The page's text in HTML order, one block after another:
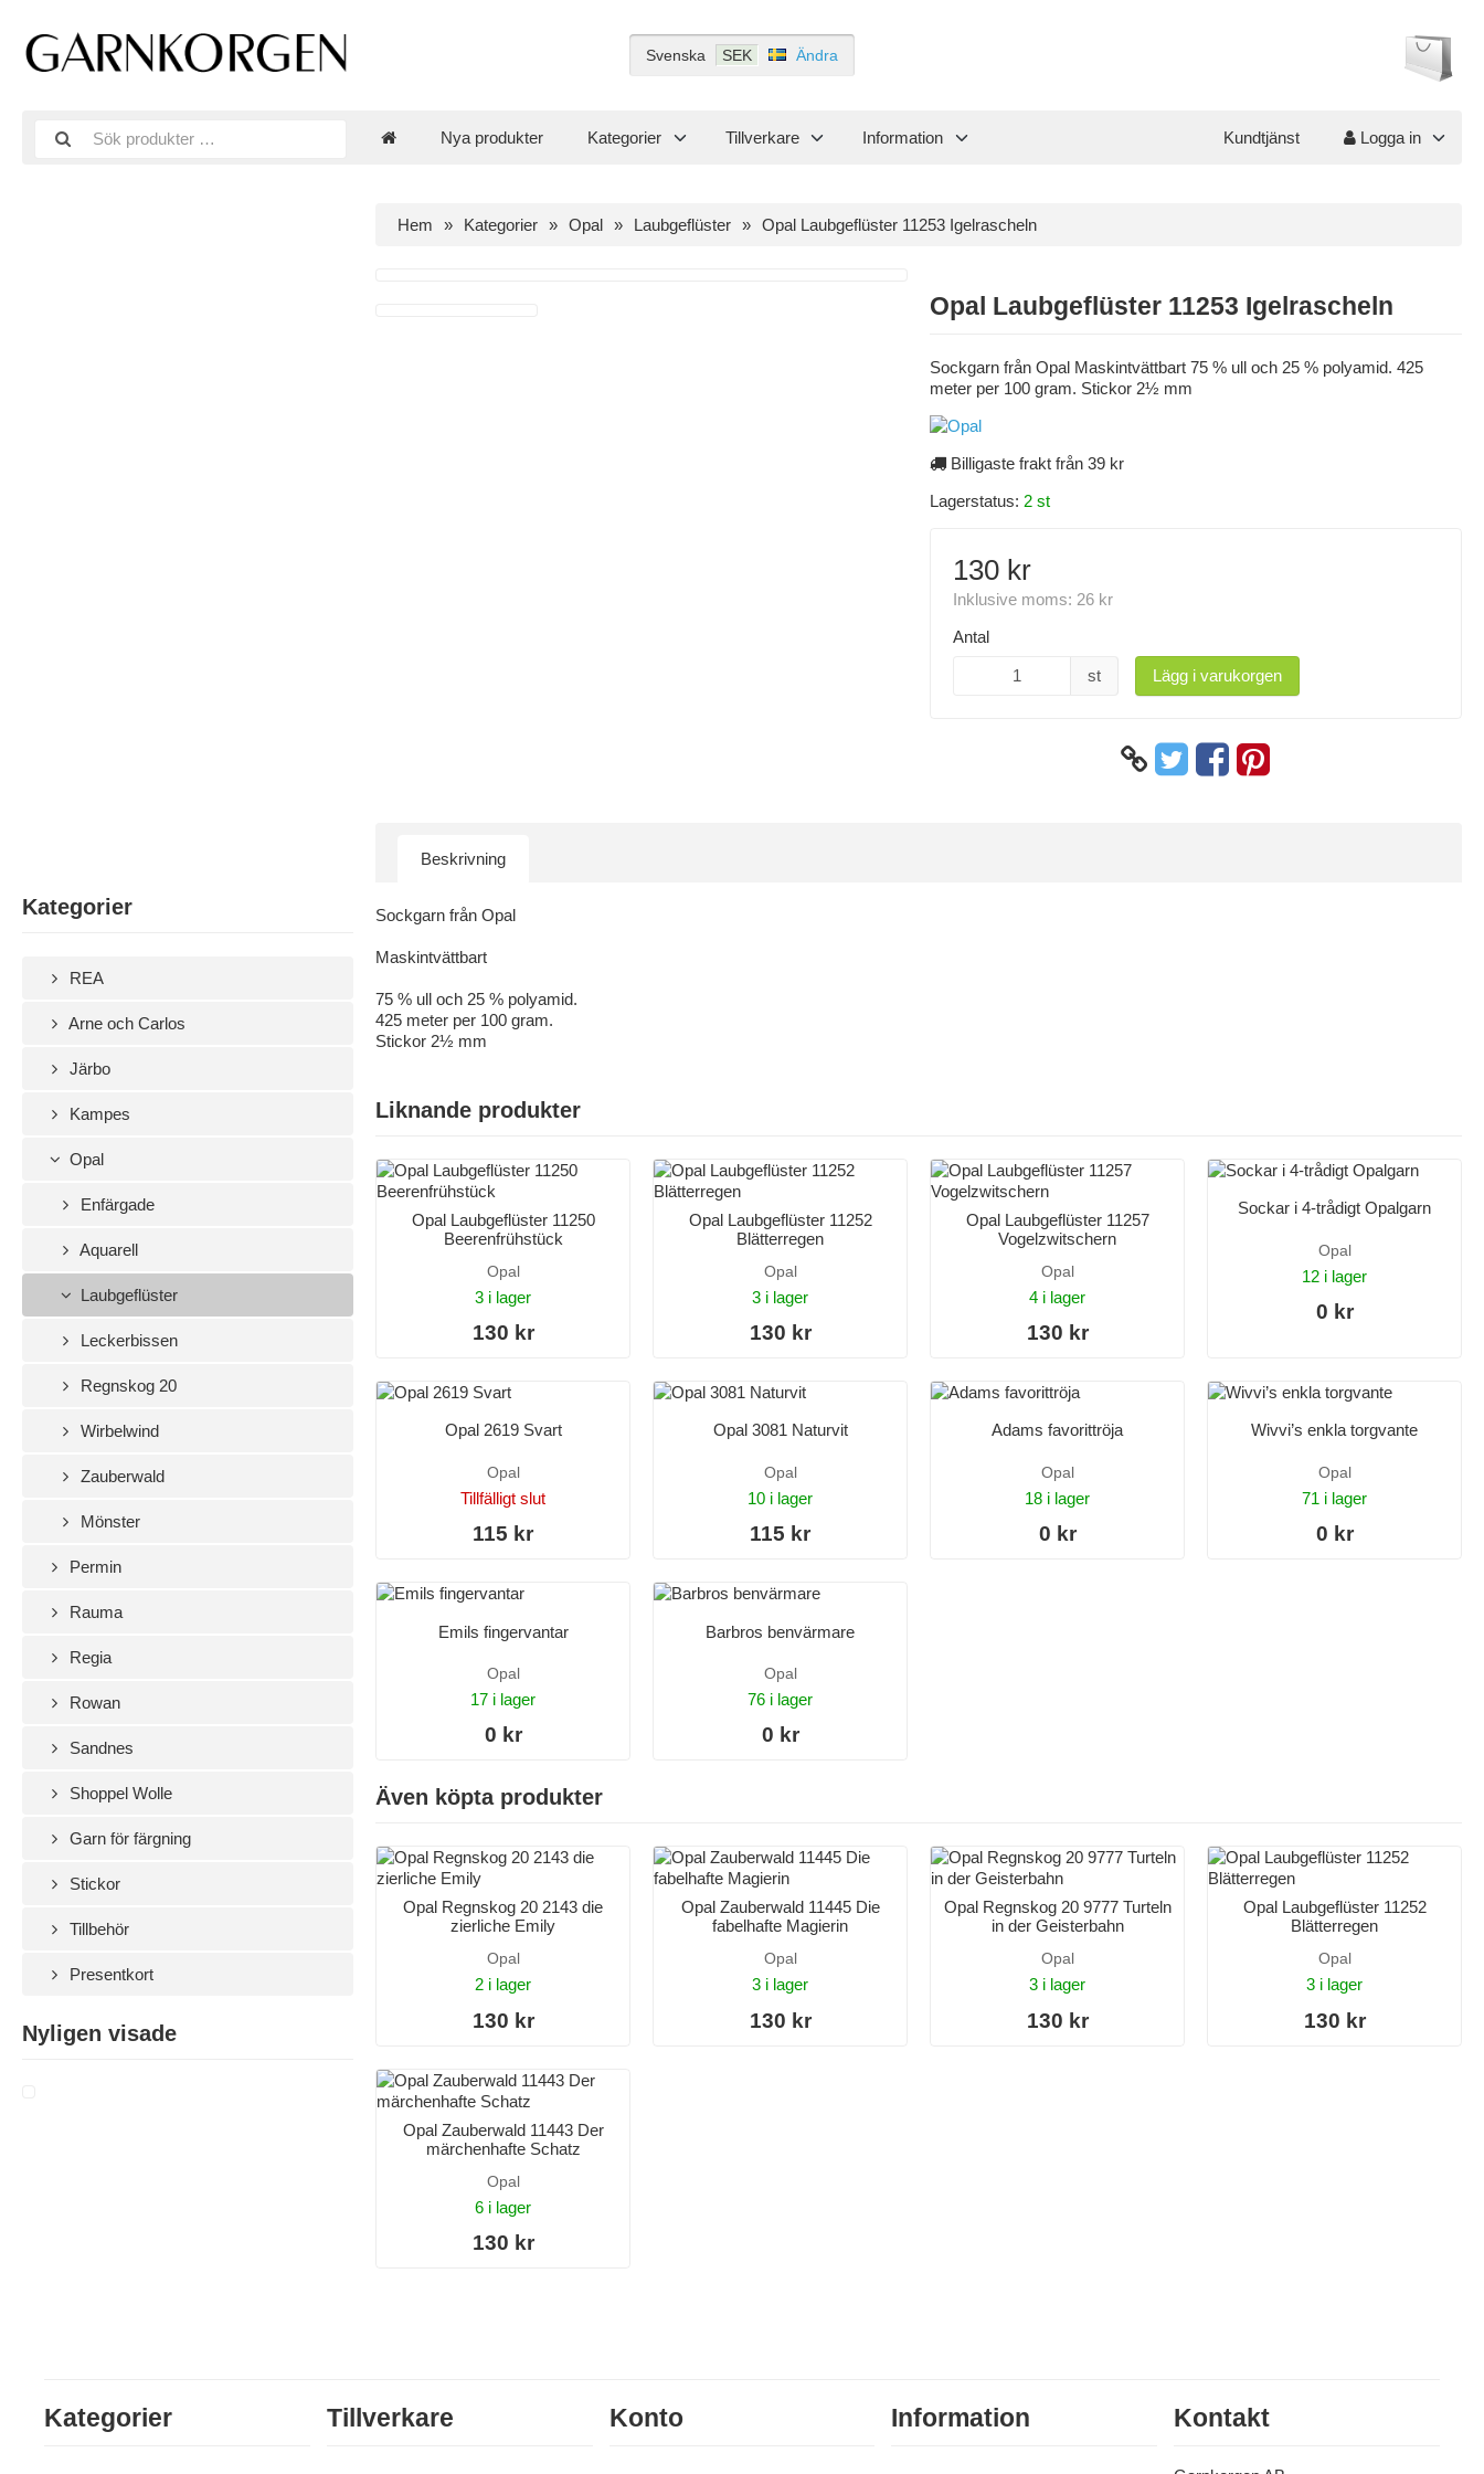
Svenska SEK Ändra
Nya produkter Kategorier Tillverkare Information Kundtjänst Logga in
Kategorier
REA
Arne och Carlos
Järbo
Kampes
Opal
Enfärgade
Aquarell
Laubgeflüster
Leckerbissen
Regnskog 20
Wirbelwind
Zauberwald
Mönster
Permin
Rauma
Regia
Rowan
Sandnes
Shoppel Wolle
Garn för färgning
Stickor
Tillbehör
Presentkort
Nyligen visade
Hem Kategorier Opal Laubgeflüster Opal Laubgeflüster 11253 Igelrascheln
Opal Laubgeflüster 11253 Igelrascheln
Sockgarn från Opal Maskintvättbart 75 % ull och 25 % polyamid. 425
meter per 100 gram. Stickor 2½ mm
Billigaste frakt från 39 kr
Lagerstatus: 2 st
130 kr
Inklusive moms: 26 kr
Antal
st Lägg i varukorgen
Beskrivning
Sockgarn från Opal
Maskintvättbart
75 % ull och 25 % polyamid.
425 meter per 100 gram.
Stickor 2½ mm
Liknande produkter
Opal Laubgeflüster 11250
Beerenfrühstück
Opal
3 i lager
130 kr
Opal Laubgeflüster 11252
Blätterregen
Opal
3 i lager
130 kr
Opal Laubgeflüster 11257
Vogelzwitschern
Opal
4 i lager
130 kr
Sockar i 4-trådigt Opalgarn
Opal
12 i lager
0 kr
Opal 2619 Svart
Opal
Tillfälligt slut
115 kr
Opal 3081 Naturvit
Opal
10 i lager
115 kr
Adams favorittröja
Opal
18 i lager
0 kr
Wivvi’s enkla torgvante
Opal
71 i lager
0 kr
Emils fingervantar
Opal
17 i lager
0 kr
Barbros benvärmare
Opal
76 i lager
0 kr
Även köpta produkter
Opal Regnskog 20 2143 die
zierliche Emily
Opal
2 i lager
130 kr
Opal Zauberwald 11445 Die
fabelhafte Magierin
Opal
3 i lager
130 kr
Opal Regnskog 20 9777 Turteln
in der Geisterbahn
Opal
3 i lager
130 kr
Opal Laubgeflüster 11252
Blätterregen
Opal
3 i lager
130 kr
Opal Zauberwald 11443 Der
märchenhafte Schatz
Opal
6 i lager
130 kr
Kategorier Tillverkare Konto Information Kontakt